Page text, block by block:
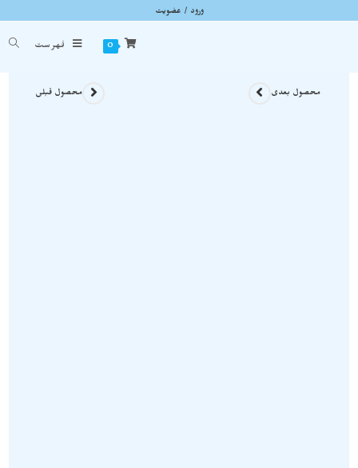
ورود / عضویت
0 فهرست
سنگ کلسیت رومبوئدر دو طرفه در دل سنگ باریت S382
محصول قبلی محصول بعدی